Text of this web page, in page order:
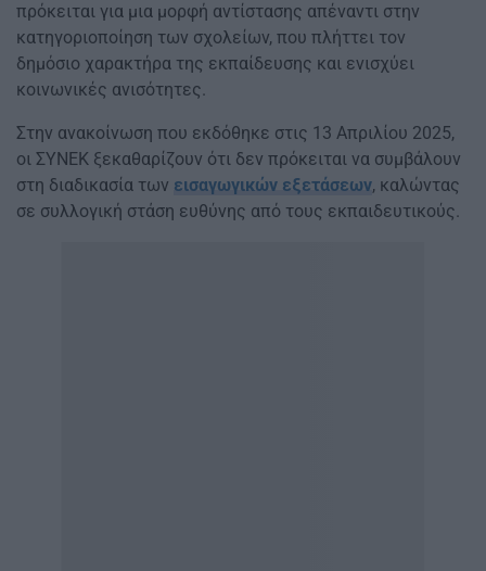
πρόκειται για μια μορφή αντίστασης απέναντι στην
κατηγοριοποίηση των σχολείων, που πλήττει τον
δημόσιο χαρακτήρα της εκπαίδευσης και ενισχύει
κοινωνικές ανισότητες.
Στην ανακοίνωση που εκδόθηκε στις 13 Απριλίου 2025,
οι ΣΥΝΕΚ ξεκαθαρίζουν ότι δεν πρόκειται να συμβάλουν
στη διαδικασία των εισαγωγικών εξετάσεων, καλώντας
σε συλλογική στάση ευθύνης από τους εκπαιδευτικούς.